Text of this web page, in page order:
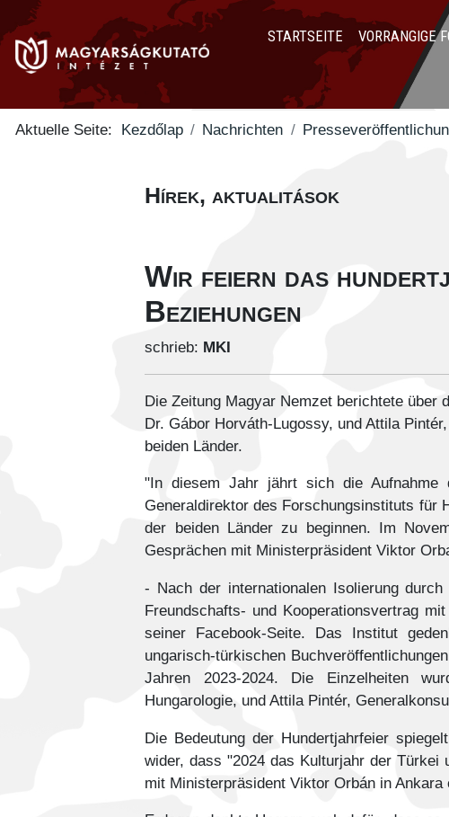
STARTSEITE VORRANGIGE
Aktuelle Seite: Kezdőlap Nachrichten
Hírek, aktualitások
Wir feiern das
Beziehungen
schrieb: MKI
Die Zeitung Magyar Nemzet berichtete über
Dr. Gábor Horváth-Lugossy, und Attila
beiden Länder.
"In diesem Jahr jährt sich die Aufnahme
Generaldirektor des Forschungsinstituts für
der beiden Länder zu beginnen. Im
Gesprächen mit Ministerpräsident Viktor
- Nach der internationalen Isolierung
Freundschafts- und Kooperationsvertrag
seiner Facebook-Seite. Das Institut
ungarisch-türkischen
Jahren 2023-2024. Die Einzelheiten
Hungarologie, und Attila Pintér,
Die Bedeutung der Hundertjahrfeier
wider, dass "2024 das Kulturjahr der
mit Ministerpräsident Viktor Orbán in Ankara